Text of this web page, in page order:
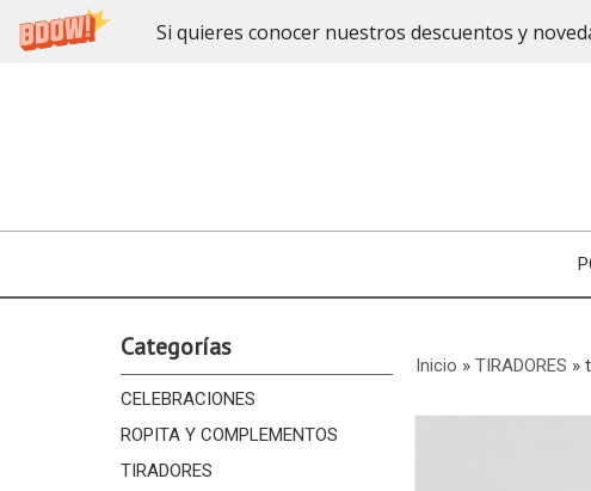
Si quieres conocer nuestros descuentos y
Categorías
CELEBRACIONES
ROPITA Y COMPLEMENTOS
TIRADORES
Inicio » TIRADORES »